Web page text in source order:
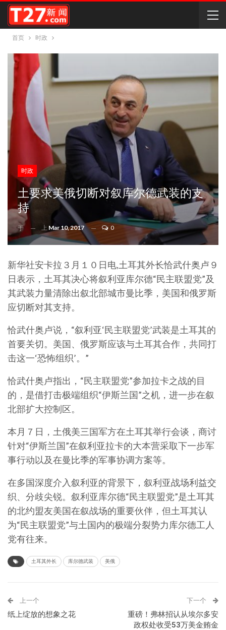
首页 时政
时政
土要求美俄切断对叙库尔德武装的支
持
于 上 Mar 10, 2017 0
新华社安卡拉３月１０日电,土耳其外长恰武什奥卢９
日表示，土耳其决心将叙利亚库尔德“民主联盟党”及
其武装力量清除出叙北部城市曼比季，美国和俄罗斯
应切断对其支持。
恰武什奥卢说，“叙利亚‘民主联盟党’武装是土耳其的
首要关切。美国、俄罗斯应该与土耳其合作，共同打
击这一‘恐怖组织’。”
恰武什奥卢指出，“民主联盟党”参加拉卡之战的目
的，是借打击极端组织“伊斯兰国”之机，进一步在叙
北部扩大控制区。
本月７日，土俄美三国军方在土耳其举行会谈，商讨
针对“伊斯兰国”在叙利亚拉卡的大本营采取下一步军
事行动以及在曼比季的军事协调方案等。
在多国深度介入叙利亚的背景下，叙利亚战场利益交
织、分歧尖锐。叙利亚库尔德“民主联盟党”是土耳其
的北约盟友美国在叙战场的重要伙伴，但土耳其认
为“民主联盟党”与土国内的极端分裂势力库尔德工人
党有往来。
土耳其外长 库尔德武装 美俄
上一个
纸上绽放的想象之花
下一个
重磅！弗林招认从埃尔多安
政权处收受53万美金贿金